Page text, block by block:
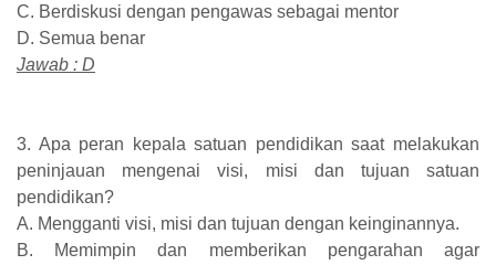
C. Berdiskusi dengan pengawas sebagai mentor
D. Semua benar
Jawab : D
3. Apa peran kepala satuan pendidikan saat melakukan
peninjauan mengenai visi, misi dan tujuan satuan
pendidikan?
A. Mengganti visi, misi dan tujuan dengan keinginannya.
B. Memimpin dan memberikan pengarahan agar